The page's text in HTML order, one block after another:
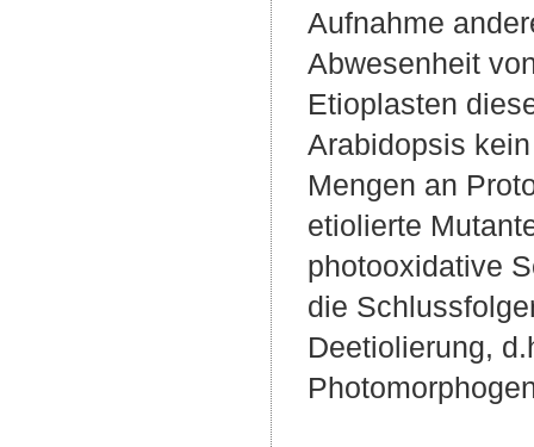
Aufnahme
Abwesenheit
Etioplasten
Arabidopsis
Mengen an
etiolierte
photooxidative
die
Deetiolierung,